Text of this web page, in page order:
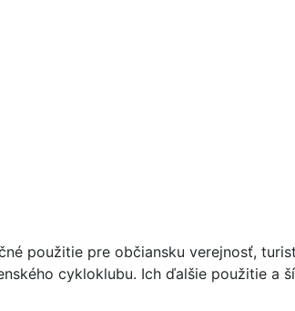
použitie pre občiansku verejnosť,
cykloklubu. Ich ďalšie použitie a